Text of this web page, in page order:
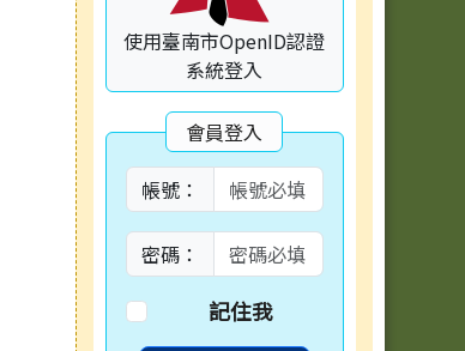
使用臺南市OpenID認證
系統登入
會員登入
帳號：
密碼：
記住我